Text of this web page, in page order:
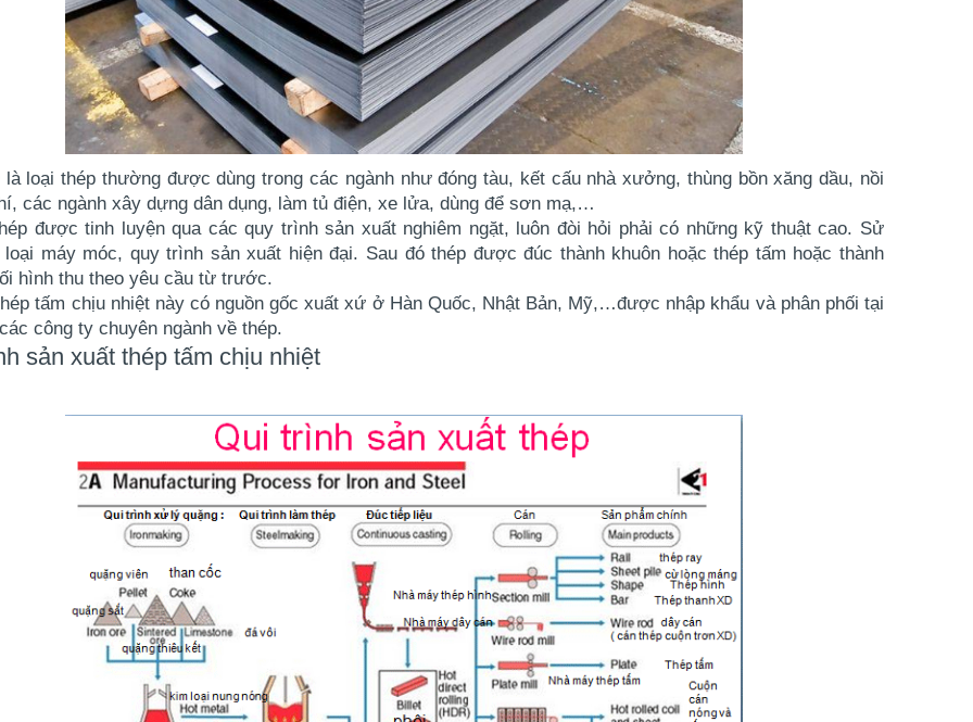
là loại thép thường được dùng trong các ngành như đóng tàu, kết cấu nhà xưởng, thùng bồn xăng dầu, nồi
các ngành xây dựng dân dụng, làm tủ điện, xe lửa, dùng để sơn mạ,…
được tinh luyện qua các quy trình sản xuất nghiêm ngặt, luôn đòi hỏi phải có những kỹ thuật cao. Sử
loại máy móc, quy trình sản xuất hiện đại. Sau đó thép được đúc thành khuôn hoặc thép tấm hoặc thành
hình thu theo yêu cầu từ trước.
tấm chịu nhiệt này có nguồn gốc xuất xứ ở Hàn Quốc, Nhật Bản, Mỹ,…được nhập khẩu và phân phối tại
công ty chuyên ngành về thép.
sản xuất thép tấm chịu nhiệt